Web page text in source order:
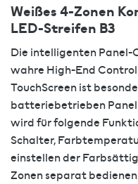
Weißes 4-Zonen
LED-Streifen B3
Die intelligenten Panel-
wahre High-End
TouchScreen ist
batteriebetrieben
wird für folgende
Schalter,
einstellen der
Zonen separat